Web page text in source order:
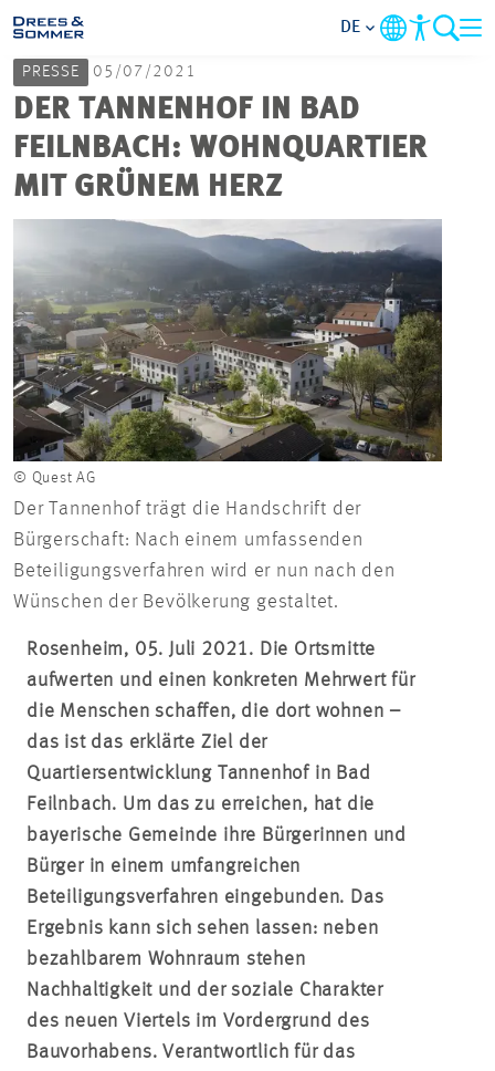
MARKETS
SERVICES
UNTERNEHMEN
IM FOKUS
KARRIERE
PROJEKTE
DE
PRESSE 05/07/2021
DER TANNENHOF IN BAD
FEILNBACH: WOHNQUARTIER
MIT GRÜNEM HERZ
© Quest AG
Der Tannenhof trägt die Handschrift der
Bürgerschaft: Nach einem umfassenden
Beteiligungsverfahren wird er nun nach den
Wünschen der Bevölkerung gestaltet.
Rosenheim, 05. Juli 2021. Die Ortsmitte
aufwerten und einen konkreten Mehrwert für
die Menschen schaffen, die dort wohnen –
das ist das erklärte Ziel der
Quartiersentwicklung Tannenhof in Bad
Feilnbach. Um das zu erreichen, hat die
bayerische Gemeinde ihre Bürgerinnen und
Bürger in einem umfangreichen
Beteiligungsverfahren eingebunden. Das
Ergebnis kann sich sehen lassen: neben
bezahlbarem Wohnraum stehen
Nachhaltigkeit und der soziale Charakter
des neuen Viertels im Vordergrund des
Bauvorhabens. Verantwortlich für das